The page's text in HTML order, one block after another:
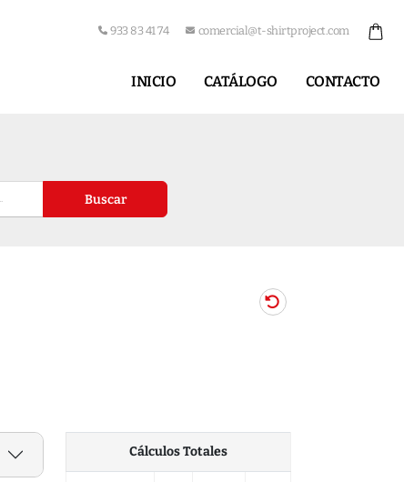
933 83 41 74 comercial@t-shirtproject.com
INICIO CATÁLOGO CONTACTO
Buscar
Cálculos Totales